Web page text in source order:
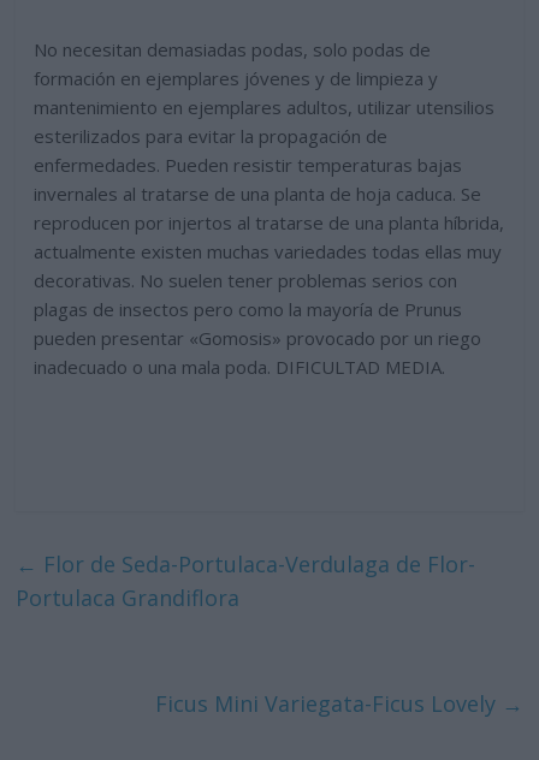
No necesitan demasiadas podas, solo podas de
formación en ejemplares jóvenes y de limpieza y
mantenimiento en ejemplares adultos, utilizar utensilios
esterilizados para evitar la propagación de
enfermedades. Pueden resistir temperaturas bajas
invernales al tratarse de una planta de hoja caduca. Se
reproducen por injertos al tratarse de una planta híbrida,
actualmente existen muchas variedades todas ellas muy
decorativas. No suelen tener problemas serios con
plagas de insectos pero como la mayoría de Prunus
pueden presentar «Gomosis» provocado por un riego
inadecuado o una mala poda. DIFICULTAD MEDIA.
← Flor de Seda-Portulaca-Verdulaga de Flor-
Portulaca Grandiflora
Ficus Mini Variegata-Ficus Lovely →